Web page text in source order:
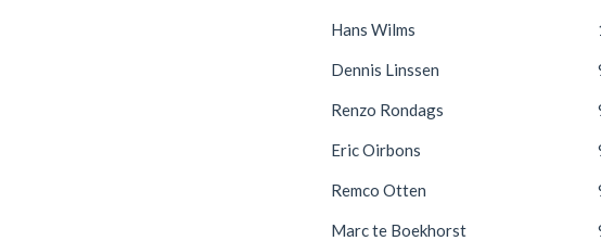
Hans Wilms
Dennis Linssen
Renzo Rondags
Eric Oirbons
Remco Otten
Marc te Boekhorst